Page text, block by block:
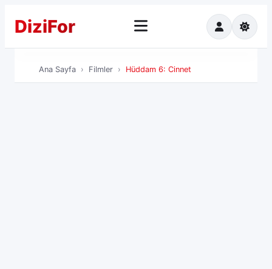
DiziFor
Ana Sayfa
Ana Sayfa Filmler Hüddam 6: Cinnet